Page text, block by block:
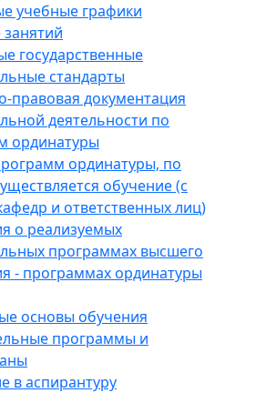
учебные графики
государственные
стандарты
правовая документация
деятельности по
ординатуры
ординатуры, по
обучение (с
и ответственных лиц)
о реализуемых
программах высшего
- программах ординатуры
основы обучения
программы и
в аспирантуру